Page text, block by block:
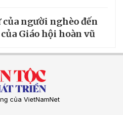
người nghèo đến
Giáo hội hoàn vũ
của VietNamNet